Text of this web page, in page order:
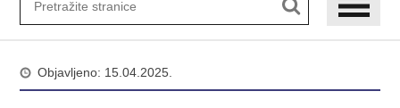
Objavljeno: 15.04.2025.